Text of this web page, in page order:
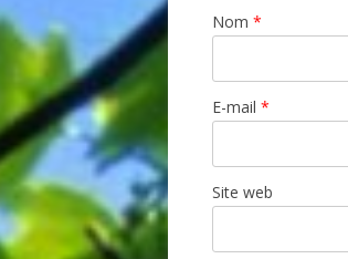
Nom *
E-mail *
Site web